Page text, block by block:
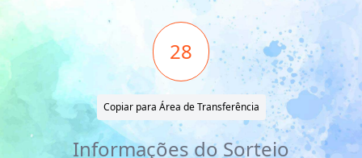
28
Copiar para Área de Transferência
Informações do Sorteio